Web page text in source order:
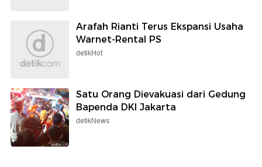
Arafah Rianti Terus Ekspansi Usaha
Warnet-Rental PS
detikHot
Satu Orang Dievakuasi dari Gedung
Bapenda DKI Jakarta
detikNews